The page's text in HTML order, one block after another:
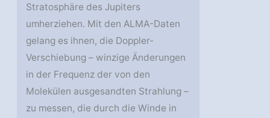
Stratosphäre des Jupiters
umherziehen. Mit den ALMA-Daten
gelang es ihnen, die Doppler-
Verschiebung – winzige Änderungen
in der Frequenz der von den
Molekülen ausgesandten Strahlung –
zu messen, die durch die Winde in